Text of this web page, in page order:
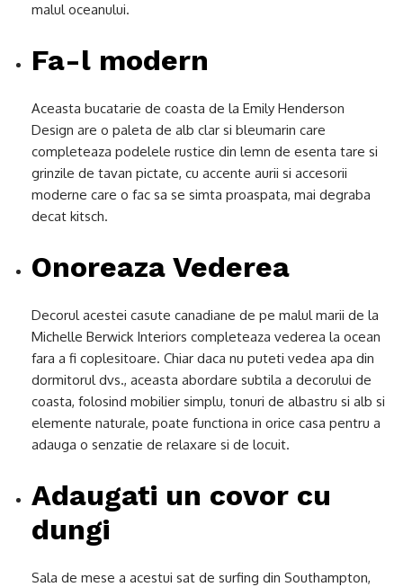
malul oceanului.
Fa-l modern
Aceasta bucatarie de coasta de la Emily Henderson
Design are o paleta de alb clar si bleumarin care
completeaza podelele rustice din lemn de esenta tare si
grinzile de tavan pictate, cu accente aurii si accesorii
moderne care o fac sa se simta proaspata, mai degraba
decat kitsch.
Onoreaza Vederea
Decorul acestei casute canadiane de pe malul marii de la
Michelle Berwick Interiors completeaza vederea la ocean
fara a fi coplesitoare. Chiar daca nu puteti vedea apa din
dormitorul dvs., aceasta abordare subtila a decorului de
coasta, folosind mobilier simplu, tonuri de albastru si alb si
elemente naturale, poate functiona in orice casa pentru a
adauga o senzatie de relaxare si de locuit.
Adaugati un covor cu
dungi
Sala de mese a acestui sat de surfing din Southampton,